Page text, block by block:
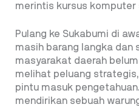
merintis kursus komputer
Pulang ke Sukabumi di
masih barang langka dan
masyarakat daerah
melihat peluang
pintu masuk
mendirikan sebuah